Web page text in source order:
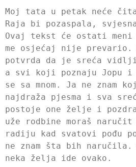
Moj tata u petak neće
Raja bi pozaspala,
Ovaj tekst će ostati meni
me osjećaj nije prevario.
potvrda da je sreća
a svi koji poznaju Jopu
se sa mnom. Ja ne znam
najdraža pjesma i sva
postoje one želje i
uže rodbine moraš
radiju kad svatovi pođu
ne znam šta bih naručila.
neka želja ide ovako.